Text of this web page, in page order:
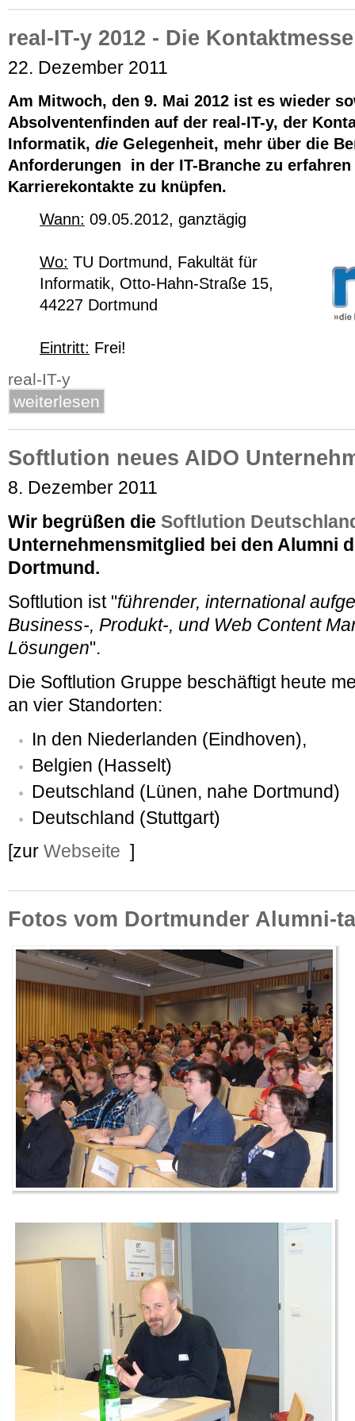
real-IT-y 2012 - Die
22. Dezember 2011
Am Mitwoch, den 9. Mai 2012 ist es wieder
Absolventenfinden auf der real-IT-y, der
Informatik, die Gelegenheit, mehr über die
Anforderungen in der IT-Branche zu
Karrierekontakte zu knüpfen.
Wann: 09.05.2012, ganztägig
Wo: TU Dortmund, Fakultät für
Informatik, Otto-Hahn-Straße 15,
44227 Dortmund
Eintritt: Frei!
real-IT-y
weiterlesen
Softlution neues AIDO
8. Dezember 2011
Wir begrüßen die Softlution
Unternehmensmitglied bei den Alumni
Dortmund.
Softlution ist "führender, international
Business-, Produkt-, und Web Content
Lösungen".
Die Softlution Gruppe beschäftigt heute
an vier Standorten:
In den Niederlanden (Eindhoven),
Belgien (Hasselt)
Deutschland (Lünen, nahe Dortmund)
Deutschland (Stuttgart)
[zur Webseite ]
Fotos vom Dortmunder Alumni-